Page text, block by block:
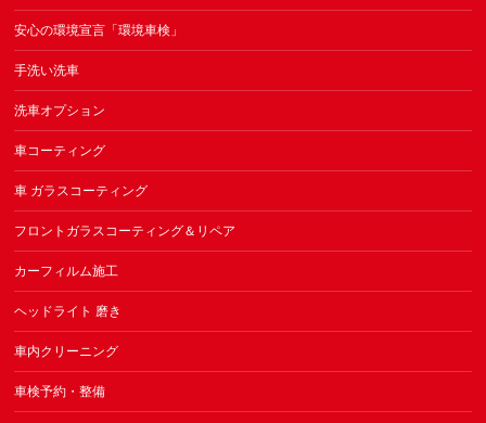
安心の環境宣言「環境車検」
手洗い洗車
洗車オプション
車コーティング
車 ガラスコーティング
フロントガラスコーティング＆リペア
カーフィルム施工
ヘッドライト 磨き
車内クリーニング
車検予約・整備